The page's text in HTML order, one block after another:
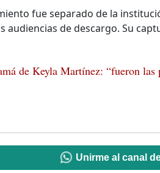
fue separado de la
audiencias de descargo. Su
de Keyla Martínez: “fueron las
Unirme al canal